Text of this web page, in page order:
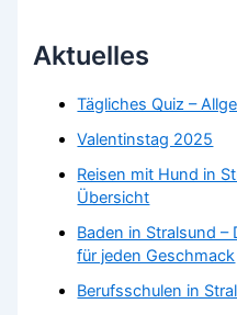
Aktuelles
Tägliches Quiz –
Valentinstag 2025
Reisen mit Hund in
Übersicht
Baden in Stralsund –
für jeden Geschmack
Berufsschulen in